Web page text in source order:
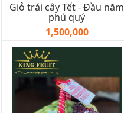
Giỏ trái cây Tết - Đầu năm
phú quý
1,500,000